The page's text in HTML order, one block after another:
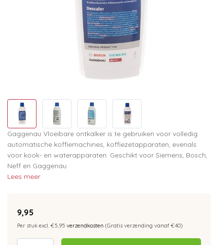
Gaggenau Vloeibare ontkalker is te gebruiken voor volledig
automatische koffiemachines, koffiezetapparaten, evenals
voor kook- en waterapparaten. Geschikt voor Siemens, Bosch,
Neff en Gaggenau.
Lees meer
9,95
Per stuk excl. €5,95 verzendkosten (Gratis verzending vanaf €40)